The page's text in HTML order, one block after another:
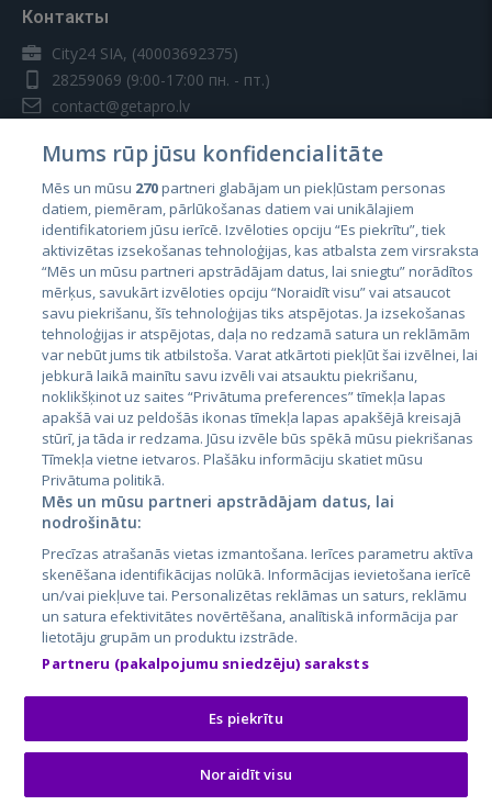
Контакты
City24 SIA, (40003692375)
28259069 (9:00-17:00 пн. - пт.)
contact@getapro.lv
Страны
Эстония
Латвия
Литва
City24.lv
City24.ee
GetaPro.lv
GetaPro.ee
Skelbiu.lt
Autoplius.lt
Aruodas.lt
CVbankas.lt
Kainos.lt
Paslaugos.lt
auto24.ee
Osta.ee
KuldneBörs.ee
Mums rūp jūsu konfidencialitāte
Mēs un mūsu 270partneri glabājam un piekļūstam personas
datiem, piemēram, pārlūkošanas datiem vai unikālajiem
identifikatoriem jūsu ierīcē. Izvēloties opciju “Es piekrītu”, tiek
aktivizētas izsekošanas tehnoloģijas, kas atbalsta zem virsraksta
“Mēs un mūsu partneri apstrādājam datus, lai sniegtu” norādītos
mērķus, savukārt izvēloties opciju “Noraidīt visu” vai atsaucot
savu piekrišanu, šīs tehnoloģijas tiks atspējotas. Ja izsekošanas
tehnoloģijas ir atspējotas, daļa no redzamā satura un reklāmām
var nebūt jums tik atbilstoša. Varat atkārtoti piekļūt šai izvēlnei, lai
jebkurā laikā mainītu savu izvēli vai atsauktu piekrišanu,
noklikšķinot uz saites “Privātuma preferences” tīmekļa lapas
apakšā vai uz peldošās ikonas tīmekļa lapas apakšējā kreisajā
stūrī, ja tāda ir redzama. Jūsu izvēle būs spēkā mūsu piekrišanas
Tīmekļa vietne ietvaros. Plašāku informāciju skatiet mūsu
Privātuma politikā.
Mēs un mūsu partneri apstrādājam datus, lai
nodrošinātu:
Precīzas atrašanās vietas izmantošana. Ierīces parametru aktīva
skenēšana identifikācijas nolūkā. Informācijas ievietošana ierīcē
un/vai piekļuve tai. Personalizētas reklāmas un saturs, reklāmu
un satura efektivitātes novērtēšana, analītiskā informācija par
lietotāju grupām un produktu izstrāde.
Partneru (pakalpojumu sniedzēju) saraksts
Es piekrītu
Noraidīt visu